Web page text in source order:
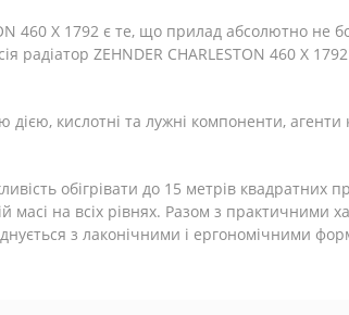
460 X 1792 є те, що прилад абсолютно не
радіатор ZEHNDER CHARLESTON 460 X
кислотні та лужні компоненти,
обігрівати до 15 метрів квадратних
масі на всіх рівнях. Разом з практичними
з лаконічними і ергономічними